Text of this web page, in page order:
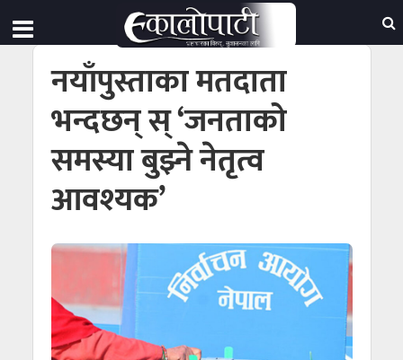
नयाँपुस्ताका मतदाता
भन्दछन् स् ‘जनताको
समस्या बुझ्ने नेतृत्व
आवश्यक’